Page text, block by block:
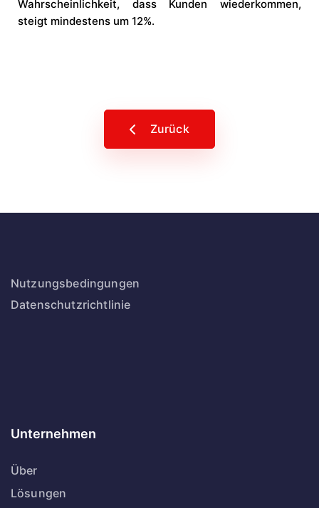
Wahrscheinlichkeit, dass Kunden wiederkommen,
steigt mindestens um 12%.
Zurück
Nutzungsbedingungen
Datenschutzrichtlinie
Unternehmen
Über
Lösungen